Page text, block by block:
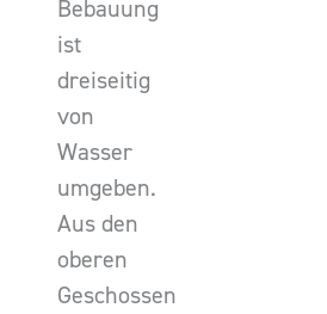
Bebauung
ist
dreiseitig
von
Wasser
umgeben.
Aus den
oberen
Geschossen